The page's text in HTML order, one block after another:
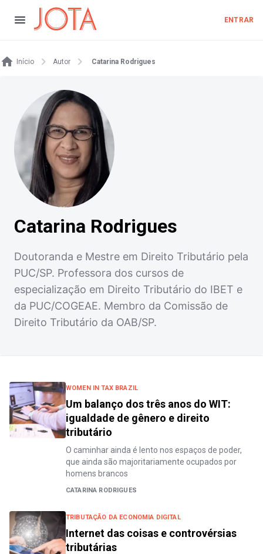
ENTRAR
Início Autor Catarina Rodrigues
Catarina Rodrigues
Doutoranda e Mestre em Direito Tributário pela
PUC/SP. Professora dos cursos de
especialização em Direito Tributário do IBET e
da PUC/COGEAE. Membro da Comissão de
Direito Tributário da OAB/SP.
WOMEN IN TAX BRAZIL
Um balanço dos três anos do WIT:
igualdade de gênero e direito
tributário
O caminhar ainda é lento nos espaços de poder,
que ainda são majoritariamente ocupados por
homens brancos
CATARINA RODRIGUES
TRIBUTAÇÃO DA ECONOMIA DIGITAL
Internet das coisas e controvérsias
tributárias